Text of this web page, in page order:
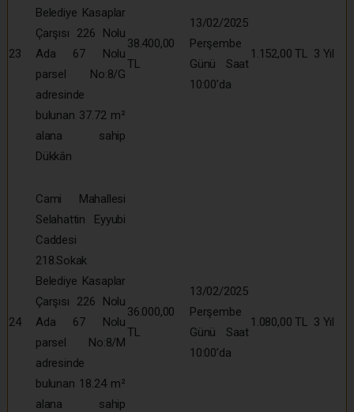
23
Belediye Kasaplar
Çarşısı 226 Nolu
Ada 67 Nolu
parsel No:8/G
adresinde
bulunan 37.72 m²
alana sahip
Dükkân
38.400,00
TL
13/02/2025
Perşembe
Günü Saat
10:00’da
1.152,00 TL 3 Yıl
24
Cami Mahallesi
Selahattin Eyyubi
Caddesi
218.Sokak
Belediye Kasaplar
Çarşısı 226 Nolu
Ada 67 Nolu
parsel No:8/M
adresinde
bulunan 18.24 m²
alana sahip
36.000,00
TL
13/02/2025
Perşembe
Günü Saat
10:00’da
1.080,00 TL 3 Yıl